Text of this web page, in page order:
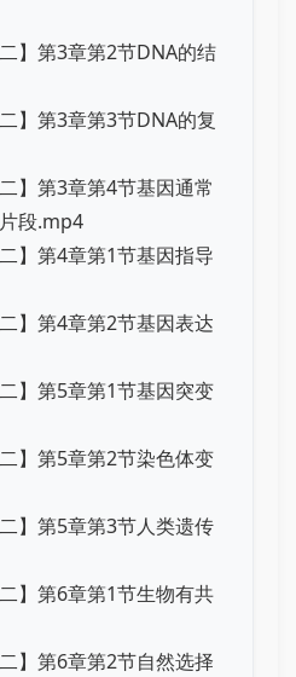
】第3章第2节DNA的结
】第3章第3节DNA的复
】第3章第4节基因通常
段.mp4
】第4章第1节基因指导
】第4章第2节基因表达
】第5章第1节基因突变
】第5章第2节染色体变
】第5章第3节人类遗传
】第6章第1节生物有共
】第6章第2节自然选择